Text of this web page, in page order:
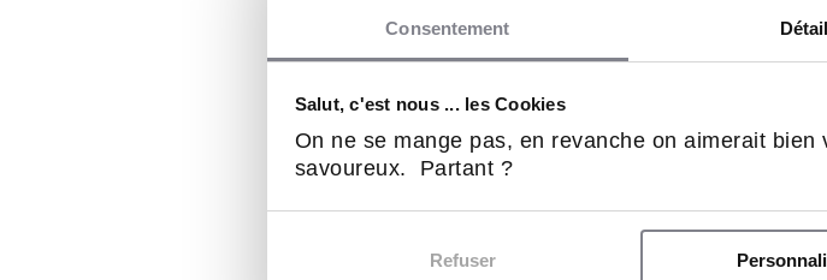
Consentement
Salut, c'est nous ... les Cookies
On ne se mange pas, en revanche on aimerait
savoureux. Partant ?
Refuser
Témoignage de
mandataire PPF à
Parmi les nombreux mandataires qui ont choisi de
énergétique en France, Jimmy Benoit, mandataire
particulièrement enrichissante. Lors de son
rejoindre le réseau.